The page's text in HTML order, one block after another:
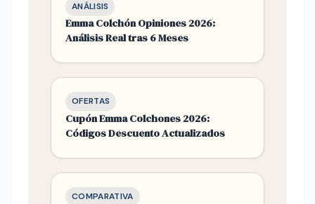
ANÁLISIS
Emma Colchón Opiniones 2026:
Análisis Real tras 6 Meses
OFERTAS
Cupón Emma Colchones 2026:
Códigos Descuento Actualizados
COMPARATIVA